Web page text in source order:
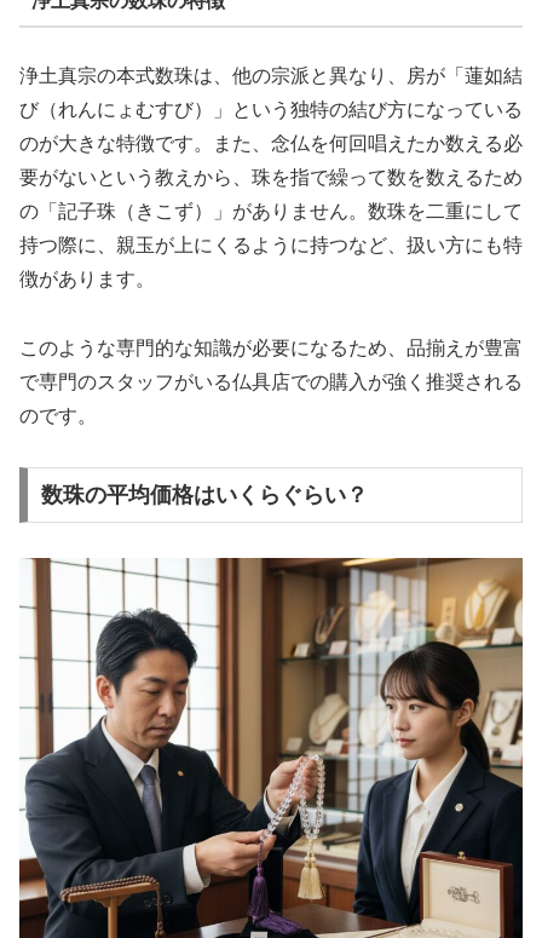
浄土真宗の本式数珠は、他の宗派と異なり、房が「蓮如結
び（れんにょむすび）」という独特の結び方になっている
のが大きな特徴です。また、念仏を何回唱えたか数える必
要がないという教えから、珠を指で繰って数を数えるため
の「記子珠（きこず）」がありません。数珠を二重にして
持つ際に、親玉が上にくるように持つなど、扱い方にも特
徴があります。
このような専門的な知識が必要になるため、品揃えが豊富
で専門のスタッフがいる仏具店での購入が強く推奨される
のです。
数珠の平均価格はいくらぐらい？